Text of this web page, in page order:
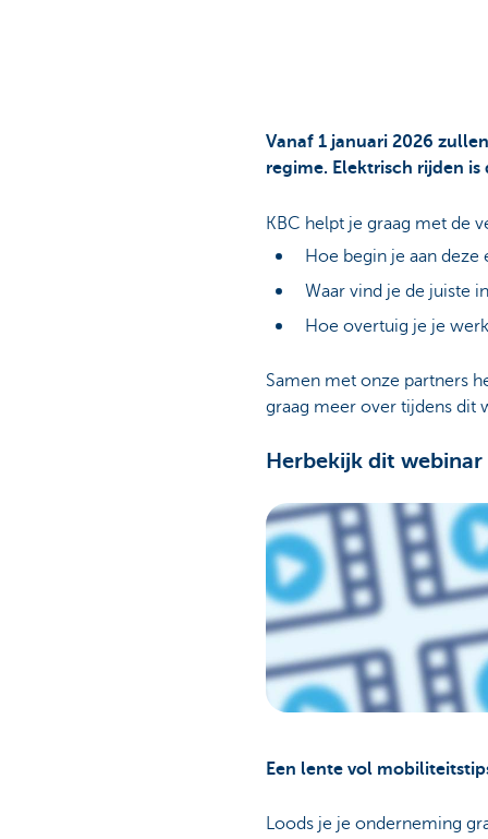
Vanaf 1 januari 2026
regime. Elektrisch rijden
KBC helpt je graag met de
Hoe begin je aan deze
Waar vind je de juiste
Hoe overtuig je je
Samen met onze partners
graag meer over tijdens dit
Herbekijk dit webinar
Een lente vol
Loods je je onderneming